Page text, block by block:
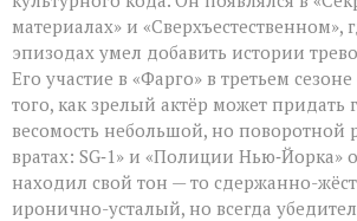
материалах» и «Сверхъестественном»,
эпизодах умел добавить истории
Его участие в «Фарго» в третьем
того, как зрелый актёр может придать
весомость небольшой, но поворотной
вратах: SG‑1» и «Полиции Нью‑Йорка»
находил свой тон — то сдержанно-
иронично-усталый, но всегда